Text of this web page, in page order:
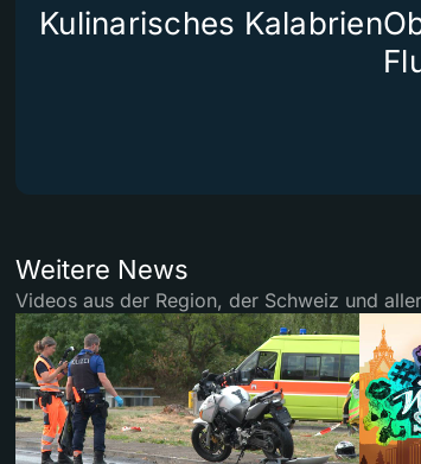
Kulinarisches Kalabrien
Weitere News
Videos aus der Region, der Schweiz und